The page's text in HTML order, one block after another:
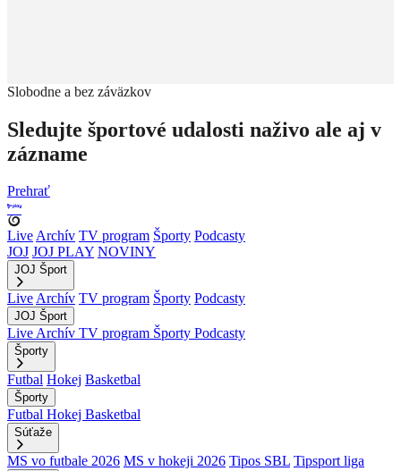
Slobodne a bez záväzkov
Sledujte športové udalosti naživo ale aj v
zázname
Prehrať
LiveArchív TV program Športy Podcasty
JOJ JOJ PLAY NOVINY
JOJ Šport
LiveArchív TV program Športy Podcasty
JOJ Šport
LiveArchív TV program Športy Podcasty
Športy
Futbal Hokej Basketbal
Športy
Futbal Hokej Basketbal
Súťaže
MS vo futbale 2026 MS v hokeji 2026 Tipos SBL Tipsport liga